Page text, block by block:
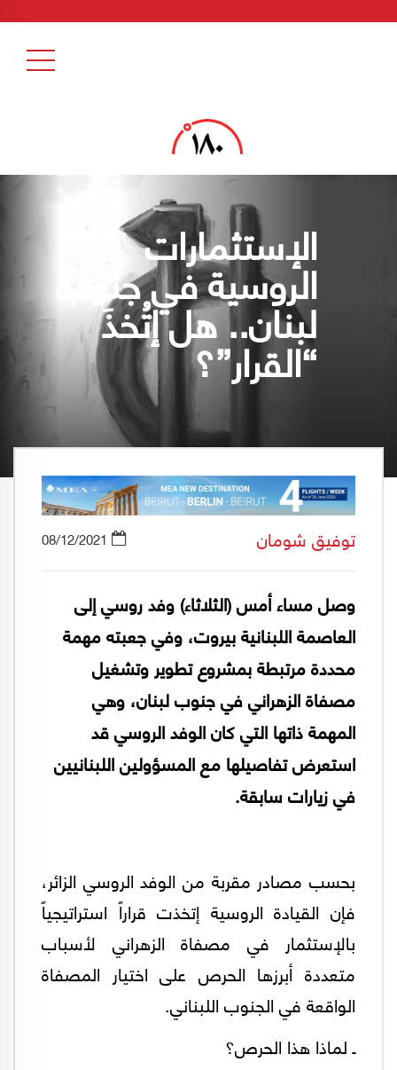
الإستثمارات
الروسية في جنوب
لبنان.. هل إتُخذَ
“القرار”؟
توفيق شومان 08/12/2021
وصل مساء أمس (الثلاثاء) وفد روسي إلى
العاصمة اللبنانية بيروت، وفي جعبته مهمة
محددة مرتبطة بمشروع تطوير وتشغيل
مصفاة الزهراني في جنوب لبنان، وهي
المهمة ذاتها التي كان الوفد الروسي قد
استعرض تفاصيلها مع المسؤولين اللبنانيين
في زيارات سابقة.
بحسب مصادر مقربة من الوفد الروسي الزائر،
فإن القيادة الروسية إتخذت قراراً استراتيجياً
بالإستثمار في مصفاة الزهراني لأسباب
متعددة أبرزها الحرص على اختيار المصفاة
الواقعة في الجنوب اللبناني.
ـ لماذا هذا الحرص؟